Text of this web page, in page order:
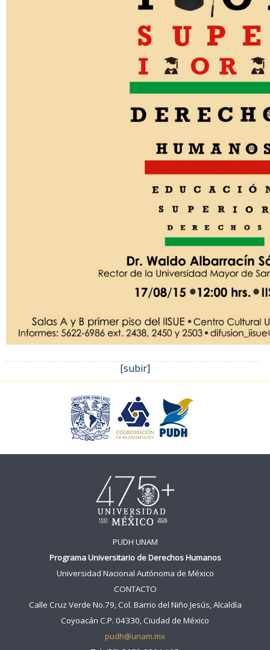
[subir]
PUDH UNAM
Programa Universitario de Derechos Humanos
Universidad Nacional Autónoma de México
CONTACTO
Calle Cruz Verde No.79, Col. Barrio del Niño Jesús, Alcaldía
Coyoacán C.P. 04330, Ciudad de México
pudh@unam.mx